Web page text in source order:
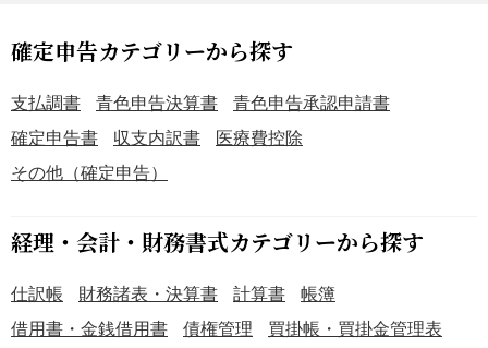
確定申告カテゴリーから探す
支払調書 青色申告決算書
青色申告承認申請書
確定申告書
収支内訳書
医療費控除
その他（確定申告）
経理・会計・財務書式カテゴリーから探す
仕訳帳 財務諸表・決算書 計算書
帳簿
借用書・金銭借用書
債権管理
買掛帳・買掛金管理表